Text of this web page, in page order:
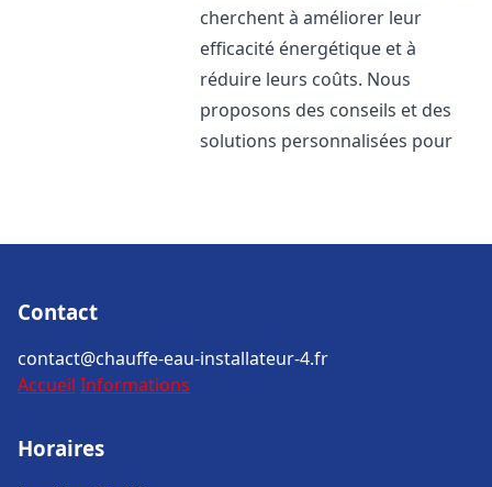
cherchent à améliorer leur
efficacité énergétique et à
réduire leurs coûts. Nous
proposons des conseils et des
solutions personnalisées pour
Contact
contact@chauffe-eau-installateur-4.fr
Accueil Informations
Horaires